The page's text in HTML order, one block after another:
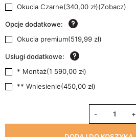
Okucia Czarne(340,00 zł)(Zobacz)
Opcje dodatkowe:
Okucia premium(519,99 zł)
Usługi dodatkowe:
* Montaż(1 590,00 zł)
** Wniesienie(450,00 zł)
- +